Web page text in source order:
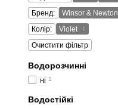
Бренд:
Winsor & Newton
Колір:
Violet
Очистити фільтр
Водорозчинні
ні 1
Водостійкі